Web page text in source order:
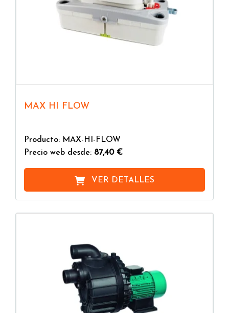
MAX HI FLOW
Producto: MAX-HI-FLOW
Precio web desde: 87,40 €
VER DETALLES